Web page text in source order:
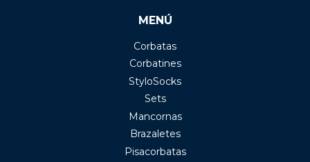
MENÚ
Corbatas
Corbatines
StyloSocks
Sets
Mancornas
Brazaletes
Pisacorbatas